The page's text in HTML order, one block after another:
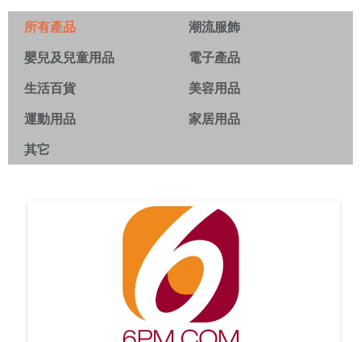
所有產品 潮流服飾
嬰兒及兒童用品 電子產品
生活百貨 美容用品
運動用品 家居用品
其它